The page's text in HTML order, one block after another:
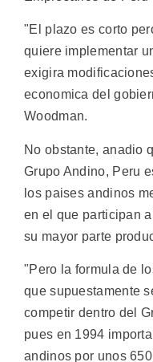
"El plazo es corto
quiere implementar
exigira
economica del
Woodman.
No obstante, anadio
Grupo Andino, Peru
los paises andinos
en el que participan
su mayor parte
"Pero la formula de
que supuestamente
competir dentro del
pues en 1994
andinos por unos